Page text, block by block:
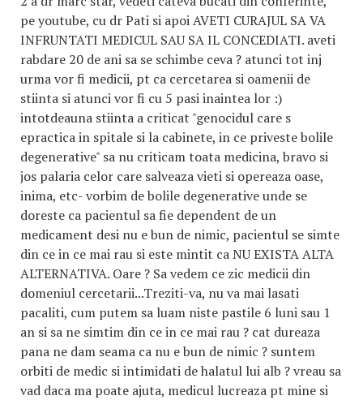
pe youtube, cu dr Pati si apoi AVETI CURAJUL SA VA
INFRUNTATI MEDICUL SAU SA IL CONCEDIATI. aveti
rabdare 20 de ani sa se schimbe ceva ? atunci tot inj
urma vor fi medicii, pt ca cercetarea si oamenii de
stiinta si atunci vor fi cu 5 pasi inaintea lor :)
intotdeauna stiinta a criticat "genocidul care s
epractica in spitale si la cabinete, in ce priveste bolile
degenerative" sa nu criticam toata medicina, bravo si
jos palaria celor care salveaza vieti si opereaza oase,
inima, etc- vorbim de bolile degenerative unde se
doreste ca pacientul sa fie dependent de un
medicament desi nu e bun de nimic, pacientul se simte
din ce in ce mai rau si este mintit ca NU EXISTA ALTA
ALTERNATIVA. Oare ? Sa vedem ce zic medicii din
domeniul cercetarii...Treziti-va, nu va mai lasati
pacaliti, cum putem sa luam niste pastile 6 luni sau 1
an si sa ne simtim din ce in ce mai rau ? cat dureaza
pana ne dam seama ca nu e bun de nimic ? suntem
orbiti de medic si intimidati de halatul lui alb ? vreau sa
vad daca ma poate ajuta, medicul lucreaza pt mine si